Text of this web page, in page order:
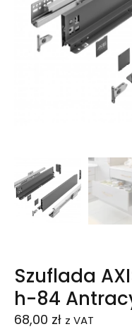
Szuflada
h-84
68,00 zł z VAT